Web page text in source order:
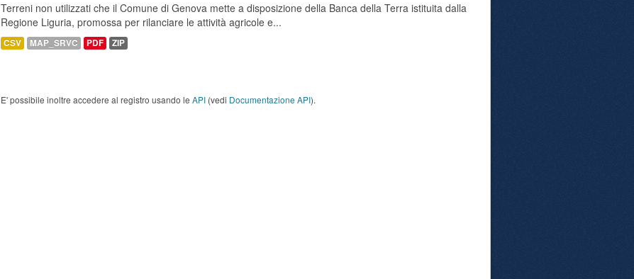
Terreni non utilizzati che il Comune di Genova mette a disposizione della Banca della Terra istituita dalla
Regione Liguria, promossa per rilanciare le attività agricole e...
CSV MAP_SRVC PDF ZIP
E' possibile inoltre accedere al registro usando le API (vedi Documentazione API).